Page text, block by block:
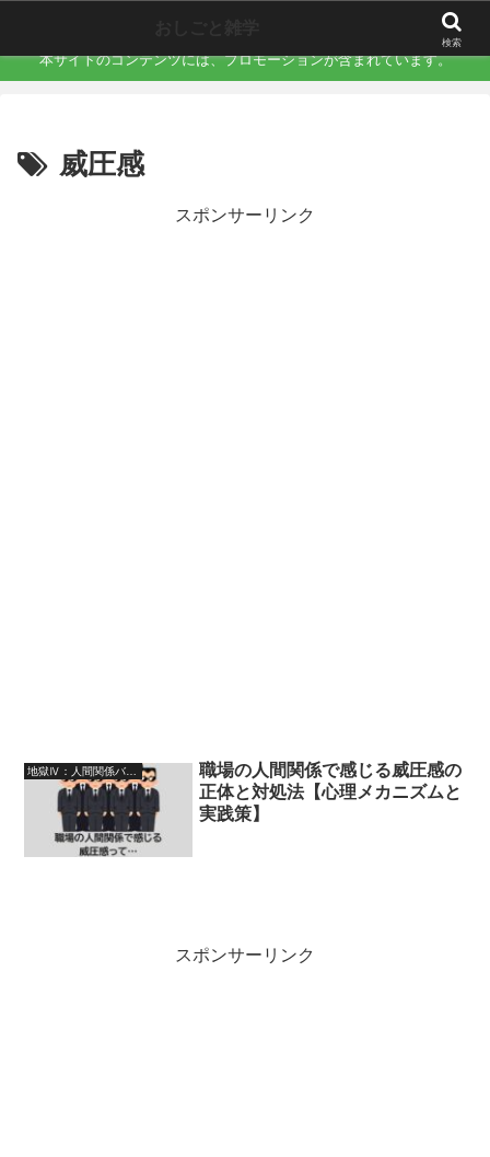
本サイトのコンテンツには、プロモーションが含まれています。
威圧感
スポンサーリンク
職場の人間関係で感じる威圧感の
正体と対処法【心理メカニズムと
実践策】
スポンサーリンク
検索